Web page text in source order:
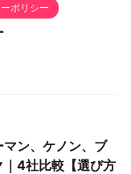
ポリシー
マン、ケノン、ブ
｜4社比較【選び方